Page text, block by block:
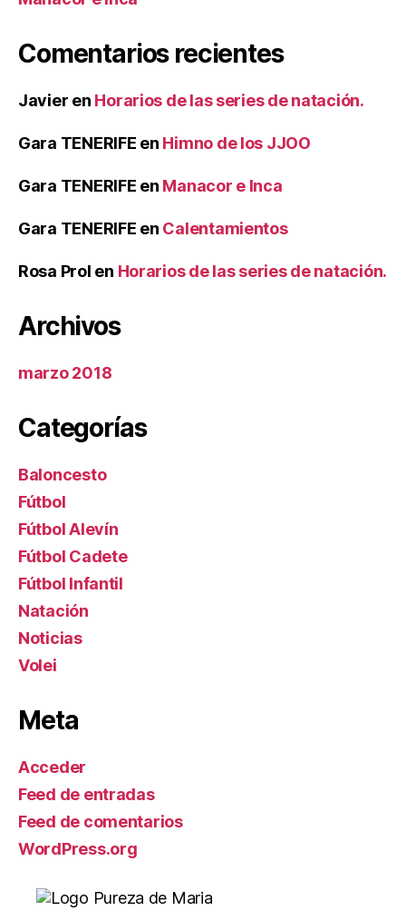
Comentarios recientes
Javier en Horarios de las series de natación.
Gara TENERIFE en Himno de los JJOO
Gara TENERIFE en Manacor e Inca
Gara TENERIFE en Calentamientos
Rosa Prol en Horarios de las series de natación.
Archivos
marzo 2018
Categorías
Baloncesto
Fútbol
Fútbol Alevín
Fútbol Cadete
Fútbol Infantil
Natación
Noticias
Volei
Meta
Acceder
Feed de entradas
Feed de comentarios
WordPress.org